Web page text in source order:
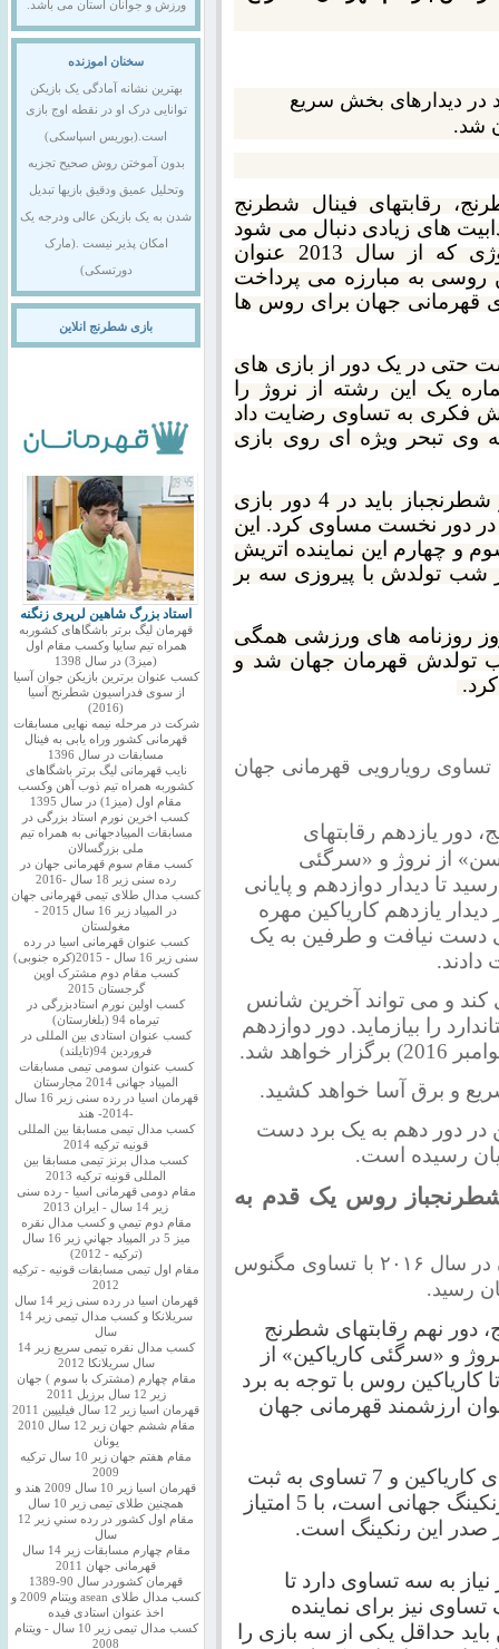
با پیروزی 3 بر یک خود در دیدارهای بخش سریع
شد.
رقابتهای فینال شطرنج
های زیادی دنبال می شود
به ویژه امسال که مگنوس کارلسن نروژی که از سال 2013 عنوان
روسی به مبارزه می پرداخت
قهرمانی جهان برای روس ها
حتی در یک دور از بازی های
یک این رشته از نروژ را
و در پایان 12 دور بخش فکری به تساوی رضایت داد
وی تبحر ویژه ای روی بازی
کار به بازی های تکمیلی کشید. در ابتدا دو شطرنجباز باید در 4 دور بازی
در دور نخست مساوی کرد. این
و چهارم این نماینده اتریش
شب تولدش با پیروزی سه بر
روزنامه های ورزشی همگی
تولدش قهرمان جهان شد و
تساوی رویارویی قهرمانی جهان
دور یازدهم رقابتهای
از نروژ و «سرگئی
رسید تا دیدار دوازدهم و پایانی
یازدهم کاریاکین مهره
دست نیافت و طرفین به یک
کند و می تواند آخرین شانس
را بیازماید. دور دوازدهم
و برق آسا خواهد کشید.
در دور دهم به یک برد دست
رسیده است.
شطرنجباز روس یک قدم به
نهمین جدال برای تعیین قهرمان شطرنج جهان در سال ۲۰۱۶ با تساوی مگنوس
رسید.
نهم رقابتهای شطرنج
و «سرگئی کاریاکین» از
کاریاکین روس با توجه به برد
ارزشمند قهرمانی جهان
در 8 دیدار قبلی این دو شطرنج‌باز یک برد برای کاریاکین و 7 تساوی به ثبت
رسیده بود تا نماینده روسیه که در رده نهم رنکینگ جهانی است، با 5 امتیاز
به سه تساوی دارد تا
نیز برای نماینده
حداقل یکی از سه بازی را
ورزش و جوانان استان می باشد.
سخنان اموزنده
بهترین نشانه آمادگی یک بازیکن
توانایی درک او در نقطه اوج بازی
است.(بوریس اسپاسکی)
بدون آموختن روش صحیح تجزیه
وتحلیل عمیق ودقیق بازیها تبدیل
شدن به یک بازیکن عالی ودرجه یک
امکان پذیر نیست .(مارک
دورتسکی)
بازی شطرنج انلاین
استاد بزرگ شاهین لرپری زنگنه
قهرمان لیگ برتر باشگاهای کشوربه
همراه تیم سایپا وکسب مقام اول
(میز3) در سال 1398
کسب عنوان برترین بازیکن جوان آسیا
از سوی فدراسیون شطرنج آسیا
(2016)
شرکت در مرحله نیمه نهایی مسابقات
قهرمانی کشور وراه یابی به فینال
مسابقات در سال 1396
نایب قهرمانی لیگ برتر باشگاهای
کشوربه همراه تیم ذوب آهن وکسب
مقام اول (میز1) در سال 1395
کسب اخرین نورم استاد بزرگی در
مسابقات المپیادجهانی به همراه تیم
ملی بزرگسالان
کسب مقام سوم قهرمانی جهان در
رده سنی زیر 18 سال -2016
کسب مدال طلای تیمی قهرمانی جهان
در المپیاد زیر 16 سال 2015 -
مغولستان
کسب عنوان قهرمانی اسیا در رده
سنی زیر 16 سال - 2015(کره جنوبی)
کسب مقام دوم مشترک اوپن
گرجستان 2015
کسب اولین نورم استادبزرگی در
تیرماه 94 (بلغارستان)
کسب عنوان استادی بین المللی در
فروردین 94(تایلند)
کسب عنوان سومی تیمی مسابقات
المپیاد جهانی 2014 مجارستان
قهرمان اسیا در رده سنی زیر 16 سال
-2014- هند
کسب مدال تیمی مسابقا بین المللی
قونیه ترکیه 2014
کسب مدال برنز تیمی مسابقا بین
المللی قونیه ترکیه 2013
مقام دومی قهرمانی اسیا - رده سنی
زیر 14 سال - ایران 2013
مقام دوم تيمي و كسب مدال نقره
ميز 5 در المپياد جهاني زير 16 سال
(تركيه - 2012)
مقام اول تیمی مسابقات قونیه - ترکیه
2012
قهرمان اسیا در رده سنی زیر 14 سال
سريلانكا و کسب مدال تیمی زیر 14
سال
کسب مدال نقره تیمی سریع زیر 14
سال سریلانکا 2012
مقام چهارم (مشترک با سوم ) جهان
زیر 12 سال برزیل 2011
قهرمان اسيا زير 12 سال فیلیپین 2011
مقام ششم جهان زیر 12 سال 2010
یونان
مقام هفتم جهان زیر 10 سال ترکیه
2009
قهرمان اسيا زیر 10 سال 2009 هند و
همچنین طلای تیمی زیر 10 سال
مقام اول كشور در رده سني زير 12
سال
مقام چهارم مسابقات زیر 14 سال
قهرمانی جهان 2011
قهرمان کشوردر سال 90-1389
کسب مدال طلای asean ویتنام 2009 و
اخذ عنوان استادی فیده
کسب مدال تیمی زیر 10 سال - ویتنام
2008